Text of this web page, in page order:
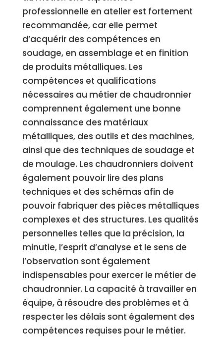
professionnelle en atelier est fortement
recommandée, car elle permet
d’acquérir des compétences en
soudage, en assemblage et en finition
de produits métalliques. Les
compétences et qualifications
nécessaires au métier de chaudronnier
comprennent également une bonne
connaissance des matériaux
métalliques, des outils et des machines,
ainsi que des techniques de soudage et
de moulage. Les chaudronniers doivent
également pouvoir lire des plans
techniques et des schémas afin de
pouvoir fabriquer des pièces métalliques
complexes et des structures. Les qualités
personnelles telles que la précision, la
minutie, l’esprit d’analyse et le sens de
l’observation sont également
indispensables pour exercer le métier de
chaudronnier. La capacité à travailler en
équipe, à résoudre des problèmes et à
respecter les délais sont également des
compétences requises pour le métier.